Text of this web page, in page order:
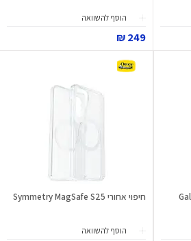
הוסף להשוואה
249 ₪
חיפוי אחורי Symmetry MagSafe S25
הוסף להשוואה